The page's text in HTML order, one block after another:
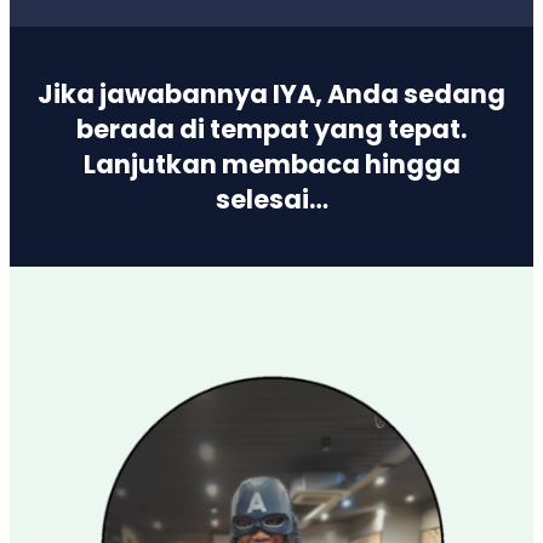
Jika jawabannya IYA, Anda sedang
berada di tempat yang tepat.
Lanjutkan membaca hingga
selesai…